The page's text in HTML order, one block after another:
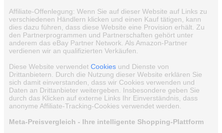
Affiliate-Offenlegung: Wenn Sie auf dieser Website auf Links zu
verschiedenen Händlern klicken und einen Kauf tätigen, kann
dies dazu führen, dass diese Website eine Provision erhält. Zu
den Partnerprogrammen und Partnerschaften gehört unter
anderem das eBay Partner Network. Als Amazon-Partner
verdienen wir an qualifizierten Verkäufen.
Diese Website verwendet Cookies und Dienste von
Drittanbietern. Durch die Nutzung dieser Website erklären Sie
sich damit einverstanden, dass wir Cookies verwenden und
Daten an Drittanbieter weitergeben. Insbesondere geben Sie
durch das Klicken auf externe Links Ihr Einverständnis, dass
anonyme Affiliate-Tracking-Cookies verwendet werden.
Meta-Preisvergleich - Ihre intelligente Shopping-Plattform